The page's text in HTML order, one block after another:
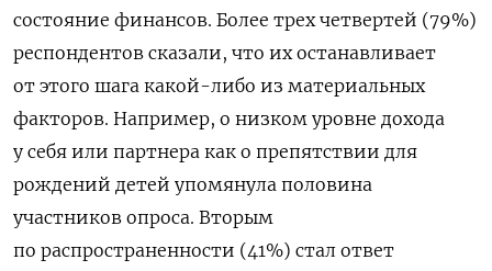
состояние финансов. Более трех четвертей (79%)
респондентов сказали, что их останавливает
от этого шага какой-либо из материальных
факторов. Например, о низком уровне дохода
у себя или партнера как о препятствии для
рождений детей упомянула половина
участников опроса. Вторым
по распространенности (41%) стал ответ